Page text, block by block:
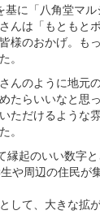
に「八角堂マ
んは「もともと
様のおかげ。も
。
んのように地元
たらいいなと思
ただけるような
。
縁起のいい数字
や周辺の住民が
て、大きな拡